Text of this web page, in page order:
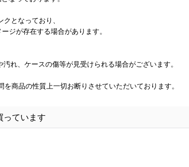
となっており、
ジが存在する場合があります。
れ、ケースの傷等が見受けられる場合がございます。
商品の性質上一切お断りさせていただいております。
っています